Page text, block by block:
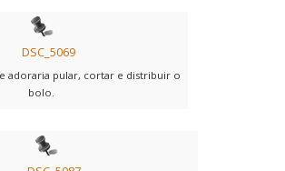
adoraria pular, cortar e distribuir o
bolo.